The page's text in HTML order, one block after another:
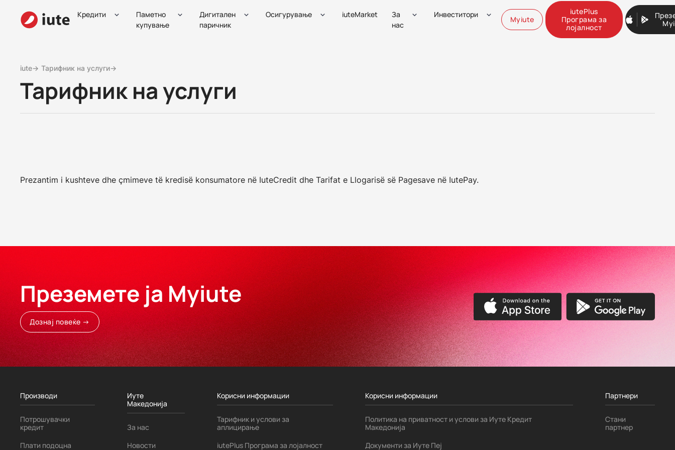
Кредити
Паметно
купување
Дигитален
паричник
Осигурување iuteMarket
За
нас
Инвеститори
Myiute
iutePlus
Програма за
лојалност
iute→ Тарифник на услуги→
Тарифник на услуги
Prezantim i kushteve dhe çmimeve të kredisë konsumatore në IuteCredit dhe Tarifat e Llogarisë së Pagesave​ në IutePay.
Преземете ја Myiute
Дознај повеќе →
Производи
Потрошувачки
кредит
Плати подоцна
Иуте
Македонија
За нас
Новости
Корисни информации
Тарифник и услови за
аплицирање
iutePlus Програма за лојалност
Корисни информации
Политика на приватност и услови за Иуте Кредит
Македонија
Документи за Иуте Пеј
Партнери
Стани
партнер